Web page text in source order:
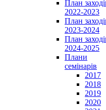
План
2022-2023
План
2023-2024
План
2024-2025
Плани
семінарів
2017
2018
2019
2020